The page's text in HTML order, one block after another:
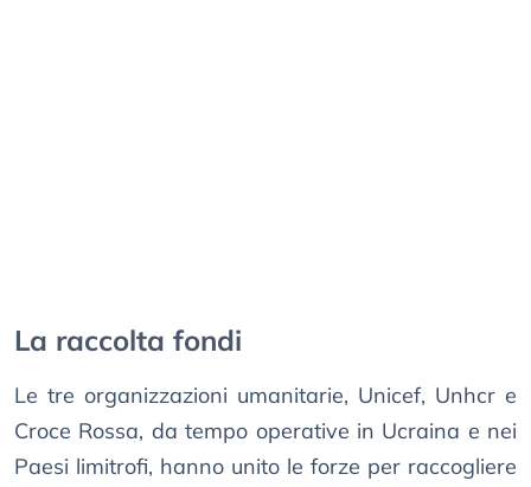
La raccolta fondi
Le tre organizzazioni umanitarie, Unicef, Unhcr e
Croce Rossa, da tempo operative in Ucraina e nei
Paesi limitrofi, hanno unito le forze per raccogliere